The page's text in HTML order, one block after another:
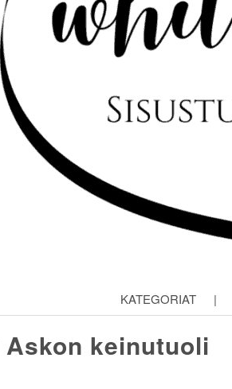
KATEGORIAT |
Askon keinutuoli